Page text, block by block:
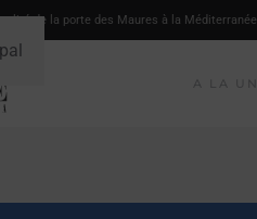
de la porte des Maures à la Méditerranée